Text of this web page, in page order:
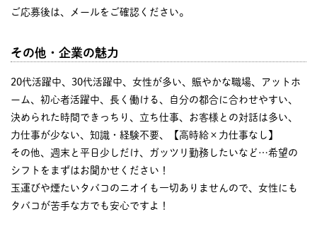
ご応募後は、メールをご確認ください。
その他・企業の魅力
20代活躍中、30代活躍中、女性が多い、賑やかな職場、アットホ
ーム、初心者活躍中、長く働ける、自分の都合に合わせやすい、
決められた時間できっちり、立ち仕事、お客様との対話は多い、
力仕事が少ない、知識・経験不要、【高時給×力仕事なし】
その他、週末と平日少しだけ、ガッツリ勤務したいなど…希望の
シフトをまずはお聞かせください！
玉運びや煙たいタバコのニオイも一切ありませんので、女性にも
タバコが苦手な方でも安心ですよ！